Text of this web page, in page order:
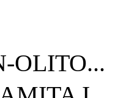
OLITO...